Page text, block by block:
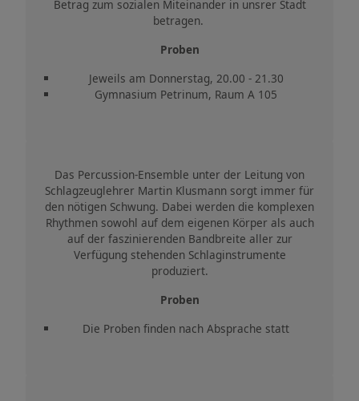
Betrag zum sozialen Miteinander in unsrer Stadt
betragen.
Proben
Jeweils am Donnerstag, 20.00 - 21.30
Gymnasium Petrinum, Raum A 105
Das Percussion-Ensemble unter der Leitung von
Schlagzeuglehrer Martin Klusmann sorgt immer für
den nötigen Schwung. Dabei werden die komplexen
Rhythmen sowohl auf dem eigenen Körper als auch
auf der faszinierenden Bandbreite aller zur
Verfügung stehenden Schlaginstrumente
produziert.
Proben
Die Proben finden nach Absprache statt